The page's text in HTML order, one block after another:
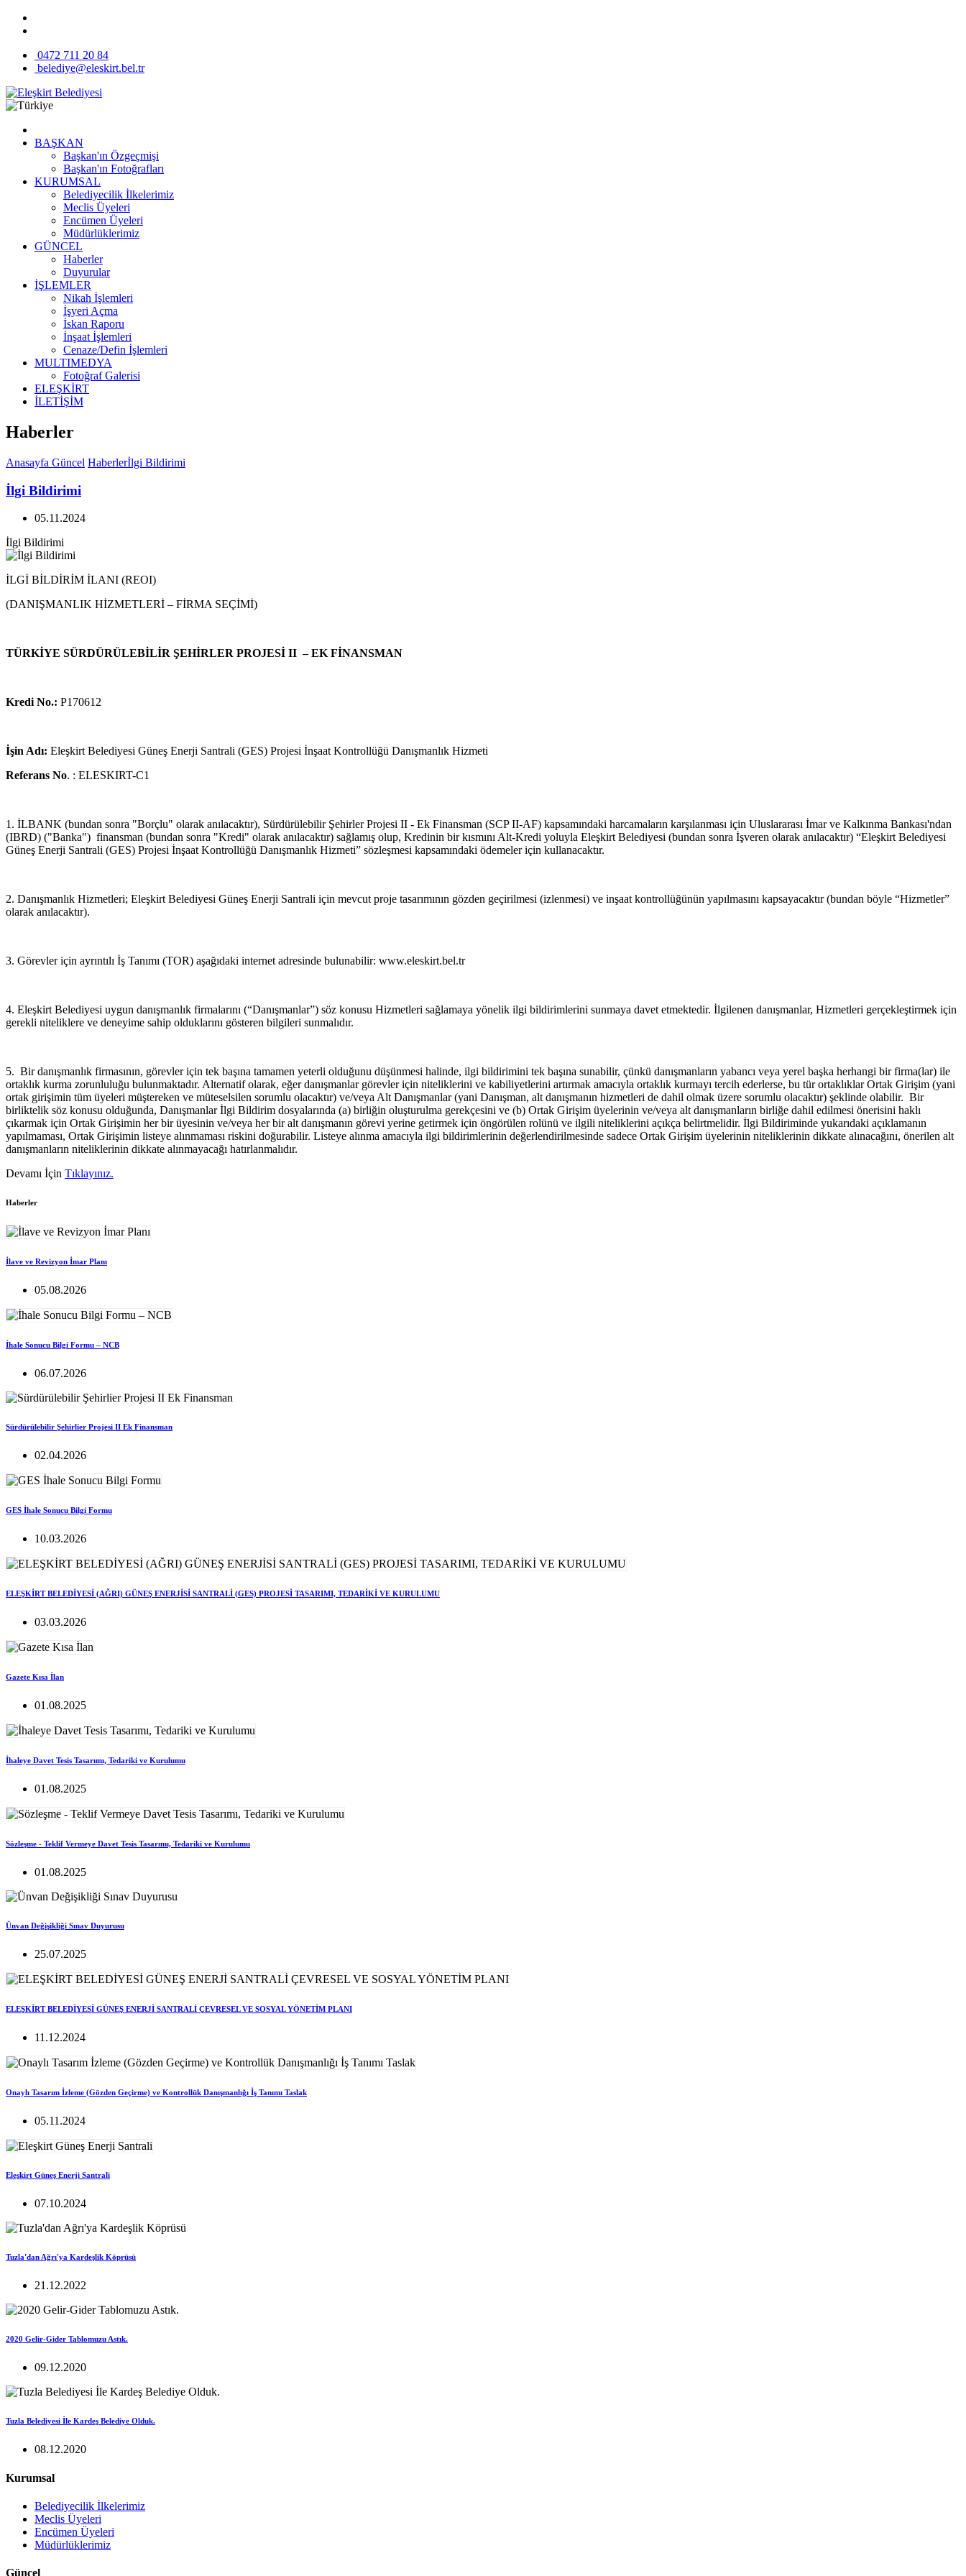
0472 711 20 84
belediye@eleskirt.bel.tr
BAŞKAN
Başkan'ın Özgeçmişi
Başkan'ın Fotoğrafları
KURUMSAL
Belediyecilik İlkelerimiz
Meclis Üyeleri
Encümen Üyeleri
Müdürlüklerimiz
GÜNCEL
Haberler
Duyurular
İŞLEMLER
Nikah İşlemleri
İşyeri Açma
İskan Raporu
İnşaat İşlemleri
Cenaze/Defin İşlemleri
MULTIMEDYA
Fotoğraf Galerisi
ELEŞKİRT
İLETİŞİM
Haberler
Anasayfa Güncel Haberlerİlgi Bildirimi
İlgi Bildirimi
05.11.2024
İlgi Bildirimi
İLGİ BİLDİRİM İLANI (REOI)
(DANIŞMANLIK HİZMETLERİ – FİRMA SEÇİMİ)
TÜRKİYE SÜRDÜRÜLEBİLİR ŞEHİRLER PROJESİ II – EK FİNANSMAN
Kredi No.: P170612
İşin Adı: Eleşkirt Belediyesi Güneş Enerji Santrali (GES) Projesi İnşaat Kontrollüğü Danışmanlık Hizmeti
Referans No. : ELESKIRT-C1
1. İLBANK (bundan sonra "Borçlu" olarak anılacaktır), Sürdürülebilir Şehirler Projesi II - Ek Finansman (SCP II-AF) kapsamındaki harcamaların karşılanması için Uluslararası İmar ve Kalkınma Bankası'ndan
(IBRD) ("Banka") finansman (bundan sonra "Kredi" olarak anılacaktır) sağlamış olup, Kredinin bir kısmını Alt-Kredi yoluyla Eleşkirt Belediyesi (bundan sonra İşveren olarak anılacaktır) “Eleşkirt Belediyesi
Güneş Enerji Santrali (GES) Projesi İnşaat Kontrollüğü Danışmanlık Hizmeti” sözleşmesi kapsamındaki ödemeler için kullanacaktır.
2. Danışmanlık Hizmetleri; Eleşkirt Belediyesi Güneş Enerji Santrali için mevcut proje tasarımının gözden geçirilmesi (izlenmesi) ve inşaat kontrollüğünün yapılmasını kapsayacaktır (bundan böyle “Hizmetler”
olarak anılacaktır).
3. Görevler için ayrıntılı İş Tanımı (TOR) aşağıdaki internet adresinde bulunabilir: www.eleskirt.bel.tr
4. Eleşkirt Belediyesi uygun danışmanlık firmalarını (“Danışmanlar”) söz konusu Hizmetleri sağlamaya yönelik ilgi bildirimlerini sunmaya davet etmektedir. İlgilenen danışmanlar, Hizmetleri gerçekleştirmek için
gerekli niteliklere ve deneyime sahip olduklarını gösteren bilgileri sunmalıdır.
5. Bir danışmanlık firmasının, görevler için tek başına tamamen yeterli olduğunu düşünmesi halinde, ilgi bildirimini tek başına sunabilir, çünkü danışmanların yabancı veya yerel başka herhangi bir firma(lar) ile
ortaklık kurma zorunluluğu bulunmaktadır. Alternatif olarak, eğer danışmanlar görevler için niteliklerini ve kabiliyetlerini artırmak amacıyla ortaklık kurmayı tercih ederlerse, bu tür ortaklıklar Ortak Girişim (yani
ortak girişimin tüm üyeleri müştereken ve müteselsilen sorumlu olacaktır) ve/veya Alt Danışmanlar (yani Danışman, alt danışmanın hizmetleri de dahil olmak üzere sorumlu olacaktır) şeklinde olabilir. Bir
birliktelik söz konusu olduğunda, Danışmanlar İlgi Bildirim dosyalarında (a) birliğin oluşturulma gerekçesini ve (b) Ortak Girişim üyelerinin ve/veya alt danışmanların birliğe dahil edilmesi önerisini haklı
çıkarmak için Ortak Girişimin her bir üyesinin ve/veya her bir alt danışmanın görevi yerine getirmek için öngörülen rolünü ve ilgili niteliklerini açıkça belirtmelidir. İlgi Bildiriminde yukarıdaki açıklamanın
yapılmaması, Ortak Girişimin listeye alınmaması riskini doğurabilir. Listeye alınma amacıyla ilgi bildirimlerinin değerlendirilmesinde sadece Ortak Girişim üyelerinin niteliklerinin dikkate alınacağını, önerilen alt
danışmanların niteliklerinin dikkate alınmayacağı hatırlanmalıdır.
Devamı İçin Tıklayınız.
Haberler
İlave ve Revizyon İmar Planı
05.08.2026
İhale Sonucu Bilgi Formu – NCB
06.07.2026
Sürdürülebilir Şehirlier Projesi II Ek Finansman
02.04.2026
GES İhale Sonucu Bilgi Formu
10.03.2026
ELEŞKİRT BELEDİYESİ (AĞRI) GÜNEŞ ENERJİSİ SANTRALİ (GES) PROJESİ TASARIMI, TEDARİKİ VE KURULUMU
03.03.2026
Gazete Kısa İlan
01.08.2025
İhaleye Davet Tesis Tasarımı, Tedariki ve Kurulumu
01.08.2025
Sözleşme - Teklif Vermeye Davet Tesis Tasarımı, Tedariki ve Kurulumu
01.08.2025
Ünvan Değişikliği Sınav Duyurusu
25.07.2025
ELEŞKİRT BELEDİYESİ GÜNEŞ ENERJİ SANTRALİ ÇEVRESEL VE SOSYAL YÖNETİM PLANI
11.12.2024
Onaylı Tasarım İzleme (Gözden Geçirme) ve Kontrollük Danışmanlığı İş Tanımı Taslak
05.11.2024
Eleşkirt Güneş Enerji Santrali
07.10.2024
Tuzla'dan Ağrı'ya Kardeşlik Köprüsü
21.12.2022
2020 Gelir-Gider Tablomuzu Astık.
09.12.2020
Tuzla Belediyesi İle Kardeş Belediye Olduk.
08.12.2020
Kurumsal
Belediyecilik İlkelerimiz
Meclis Üyeleri
Encümen Üyeleri
Müdürlüklerimiz
Güncel